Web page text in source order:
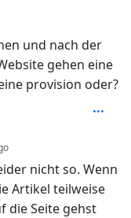
und nach der
gehen eine
provision oder?
nicht so. Wenn
Artikel teilweise
die Seite gehst